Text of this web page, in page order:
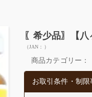
〖希少品〗【
（JAN：）
商品カテゴリー：
お取引条件・制限